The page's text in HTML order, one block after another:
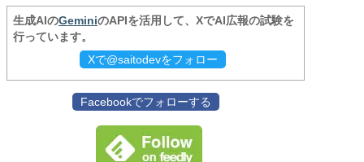
生成AIのGeminiのAPIを活用して、XでAI広報の試験を
行っています。
Xで@saitodevをフォロー
Facebookでフォローする